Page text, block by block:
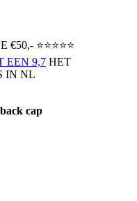
€50,-​ ⭐⭐⭐⭐⭐
EEN 9,7 HET
IN NL
cap